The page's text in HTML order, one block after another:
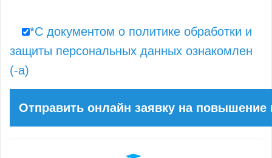
*С документом о политике обработки и
защиты персональных данных ознакомлен
(-а)